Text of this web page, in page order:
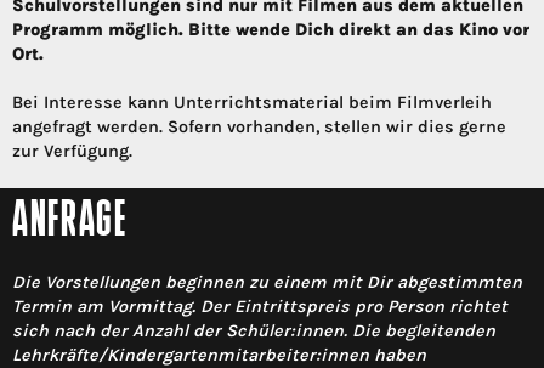
Schulvorstellungen sind nur mit Filmen aus dem aktuellen
Programm möglich. Bitte wende Dich direkt an das Kino vor
Ort.
Bei Interesse kann Unterrichtsmaterial beim Filmverleih
angefragt werden. Sofern vorhanden, stellen wir dies gerne
zur Verfügung.
ANFRAGE
Die Vorstellungen beginnen zu einem mit Dir abgestimmten
Termin am Vormittag. Der Eintrittspreis pro Person richtet
sich nach der Anzahl der Schüler:innen. Die begleitenden
Lehrkräfte/Kindergartenmitarbeiter:innen haben